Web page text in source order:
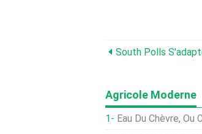
South Polls
Agricole Moderne
Eau Du Chèvre, Ou